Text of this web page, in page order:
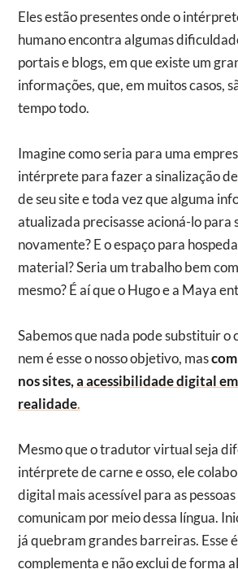
Eles estão presentes onde o intérprete de Libras
humano encontra algumas
portais e blogs, em que existe um
informações, que, em muitos casos,
tempo todo.
Imagine como seria para uma empresa contratar um
intérprete para fazer a sinalização
de seu site e toda vez que alguma
atualizada precisasse acioná-lo para
novamente? E o espaço para
material? Seria um trabalho bem
mesmo? É aí que o Hugo e a Maya
Sabemos que nada pode substituir o contato humano e
nem é esse o nosso objetivo, mas
nos sites,a acessibilidade digital
realidade.
Mesmo que o tradutor virtual seja diferente de um
intérprete de carne e osso, ele
digital mais acessível para as
comunicam por meio dessa língua.
já quebram grandes barreiras. Esse
complementa e não exclui de forma